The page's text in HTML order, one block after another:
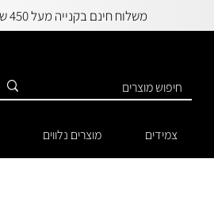
משלוח חינם בקנייה מעל 450 ש"ח
צמידים מוצרים נלווים